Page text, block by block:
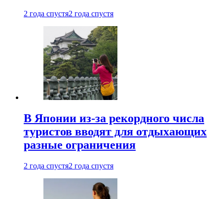
2 года спустя2 года спустя
В Японии из-за рекордного числа
туристов вводят для отдыхающих
разные ограничения
2 года спустя2 года спустя